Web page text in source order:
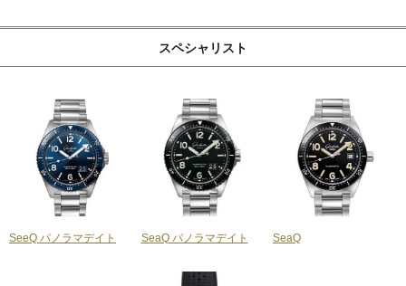
スペシャリスト
SeeQ パノラマデイト SeaQ パノラマデイト SeaQ